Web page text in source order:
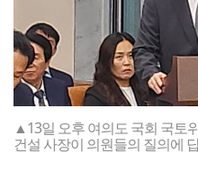
▲13일 오후 여의도 국회 국토
건설 사장이 의원들의 질의에